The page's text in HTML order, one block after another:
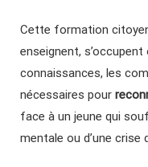
Cette formation
enseignent,
connaissances, les
nécessaires pour
face à un jeune qui
mentale ou d’une crise